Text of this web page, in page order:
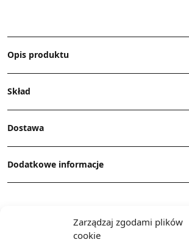
Zarządzaj zgodami plików
cookie
Opis produktu
Skład
Dostawa
Dodatkowe informacje